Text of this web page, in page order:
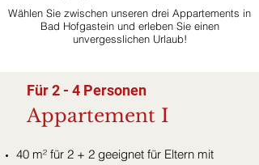
Wählen Sie zwischen unseren drei Appartements in
Bad Hofgastein und erleben Sie einen
unvergesslichen Urlaub!
Für 2 - 4 Personen
Appartement I
40 m² für 2 + 2 geeignet für Eltern mit